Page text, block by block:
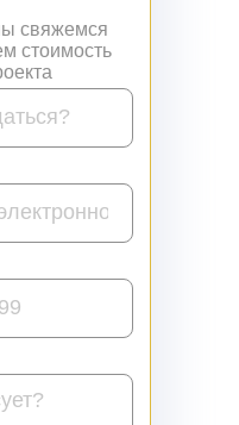
свяжемся
стоимость